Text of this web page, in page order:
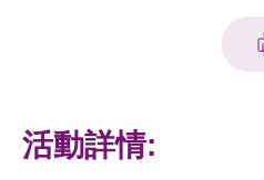
會籍
活動詳情: